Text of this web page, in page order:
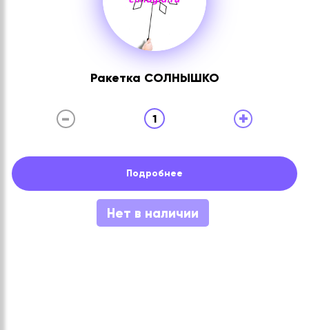
Ракетка СОЛНЫШКО
- 1 +
Подробнее
Нет в наличии